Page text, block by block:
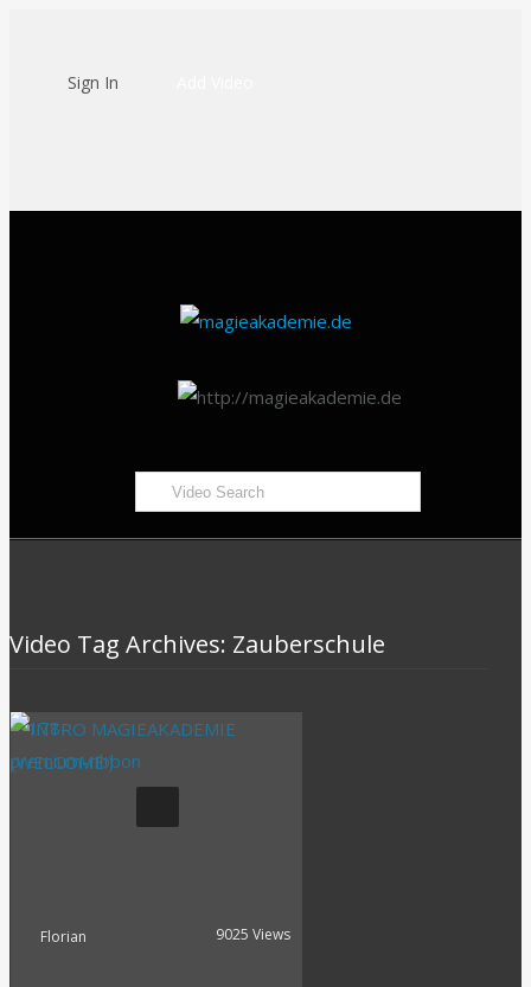
Sign In
Video Tag Archives: Zauberschule
Florian 9025 Views